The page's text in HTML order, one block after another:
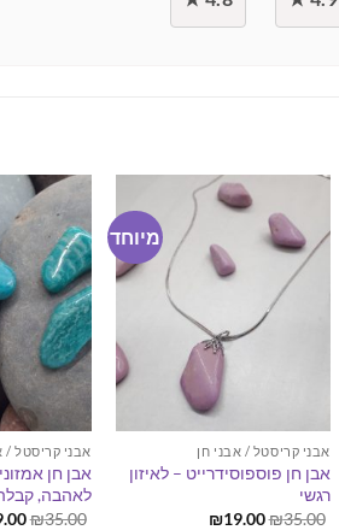
מיוחד
אבני קריסטל / אבני חן
אבן חן פוספוסידרייט – לאיזון
רגשי
₪35.00
המחיר₪19.00
אבני קריסטל /
אבן חן
לאהבה,
₪35.00